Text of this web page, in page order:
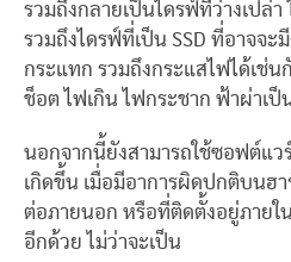
รวมถึงกลายเป็นไดรฟ์ที่ว่างเปล่า
รวมถึงไดรฟ์ที่เป็น SSD ที่อาจจะ
กระแทก รวมถึงกระแสไฟได้เช่น
ช็อต ไฟเกิน ไฟกระชาก ฟ้าผ่าเป็
นอกจากนี้ยังสามารถใช้ซอฟต์แว
เกิดขึ้น เมื่อมีอาการผิดปกติบนฮ
ต่อภายนอก หรือที่ติดตั้งอยู่ภาย
อีกด้วย ไม่ว่าจะเป็น